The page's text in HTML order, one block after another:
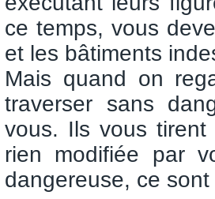
ce temps, vous
et les bâtiments
Mais quand on
traverser sans
vous. Ils vous
rien modifiée par
dangereuse, ce